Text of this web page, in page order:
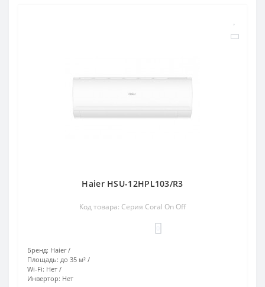
Haier HSU-12HPL103/R3
Код товара: Серия Coral On Off
Бренд: Haier
Площадь: до 35 м²
Wi-Fi: Нет
Инвертор: Нет